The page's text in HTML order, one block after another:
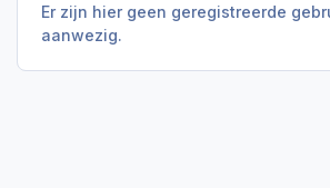
Er zijn hier geen geregistreerde
aanwezig.